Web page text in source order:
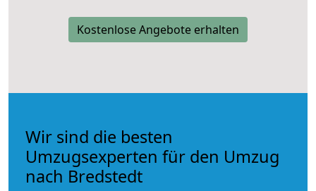
Kostenlose Angebote erhalten
Wir sind die besten
Umzugsexperten für den Umzug
nach Bredstedt